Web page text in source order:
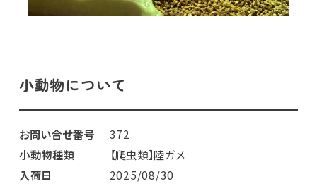
小動物について
お問い合せ番号
372
小動物種類
【爬虫類】陸ガメ
入荷日
2025/08/30